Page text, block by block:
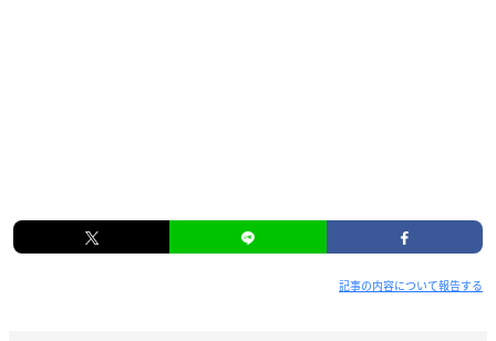
記事の内容について報告する